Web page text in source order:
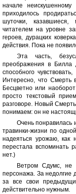
начале
приходилось
шуточки, казавшиеся,
читателем на уровне
героев, дурацких
действия. Пока не
Эта часть,
преображения в Билла
способного
Интересно, что Смерть
Бесцветно или
просто текстовый
разговоре. Новый
понимаем: он не
Очень понравилась
травинки-жизни по
надеяться урожаю,
перестала вспоминать
нет.)
Ветром Сдумс, не
персонажа. За недолгие
за все свои
действительно нужным.